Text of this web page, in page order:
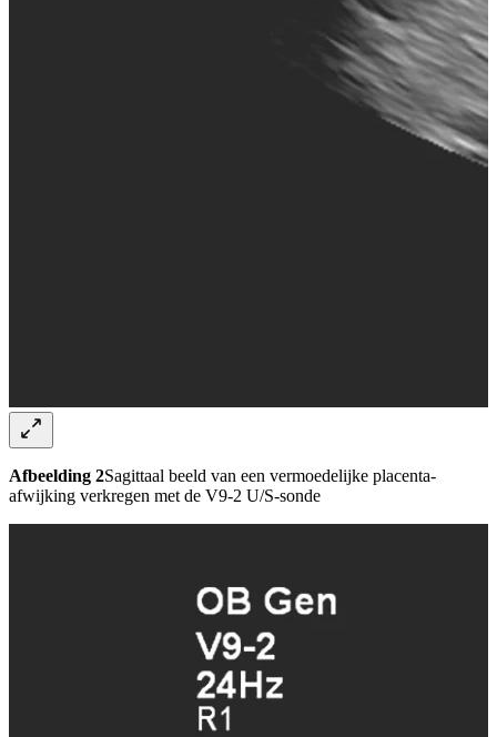
Afbeelding 2Sagittaal beeld van een vermoedelijke placenta-
afwijking verkregen met de V9-2 U/S-sonde